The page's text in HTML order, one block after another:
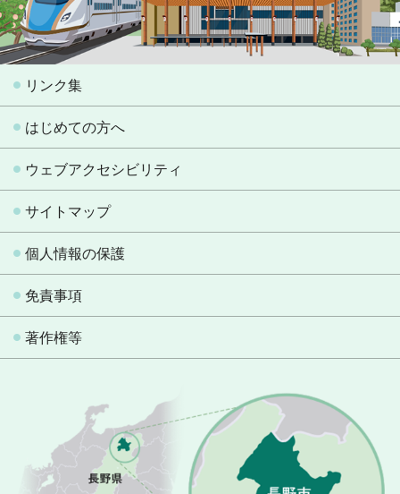
リンク集
はじめての方へ
ウェブアクセシビリティ
サイトマップ
個人情報の保護
免責事項
著作権等